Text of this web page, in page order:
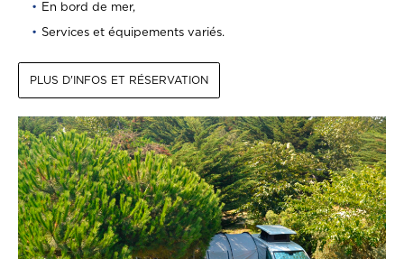
En bord de mer,
Services et équipements variés.
PLUS D'INFOS ET RÉSERVATION